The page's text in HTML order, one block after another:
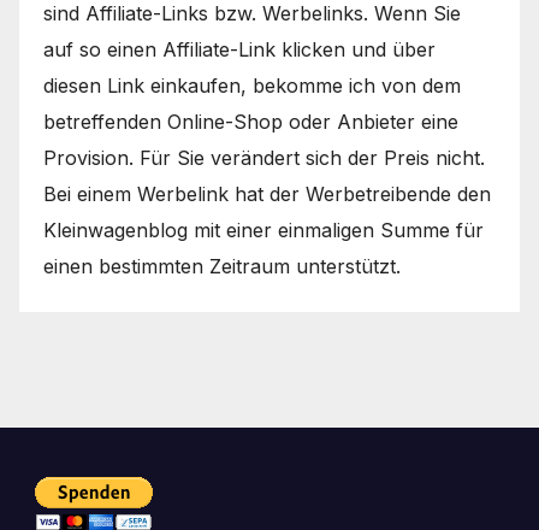
sind Affiliate-Links bzw. Werbelinks. Wenn Sie
auf so einen Affiliate-Link klicken und über
diesen Link einkaufen, bekomme ich von dem
betreffenden Online-Shop oder Anbieter eine
Provision. Für Sie verändert sich der Preis nicht.
Bei einem Werbelink hat der Werbetreibende den
Kleinwagenblog mit einer einmaligen Summe für
einen bestimmten Zeitraum unterstützt.